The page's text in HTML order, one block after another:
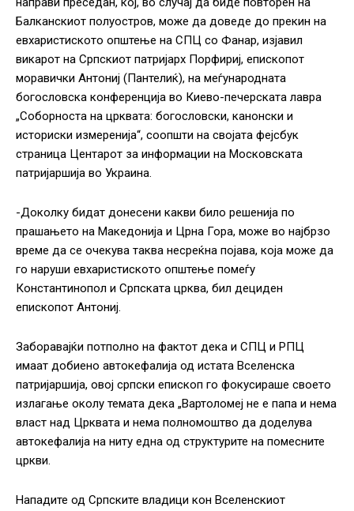
Балканскиот полуостров, може да доведе до прекин на
евхаристиското општење на СПЦ со Фанар, изјавил
викарот на Српскиот патријарх Порфириј, епископот
моравички Антониј (Пантелиќ), на меѓународната
богословска конференција во Киево-печерската лавра
„Соборноста на црквата: богословски, канонски и
историски измеренија“, соопшти на својата фејсбук
страница Центарот за информации на Московската
патријаршија во Украина.
-Доколку бидат донесени какви било решенија по
прашањето на Македонија и Црна Гора, може во најбрзо
време да се очекува таква несреќна појава, која може да
го наруши евхаристиското општење помеѓу
Константинопол и Српската црква, бил дециден
епископот Антониј.
Заборавајќи потполно на фактот дека и СПЦ и РПЦ
имаат добиено автокефалија од истата Вселенска
патријаршија, овој српски епископ го фокусираше своето
излагање околу темата дека „Вартоломеј не е папа и нема
власт над Црквата и нема полномоштво да доделува
автокефалија на ниту една од структурите на помесните
цркви.
Нападите од Српските владици кон Вселенскиот